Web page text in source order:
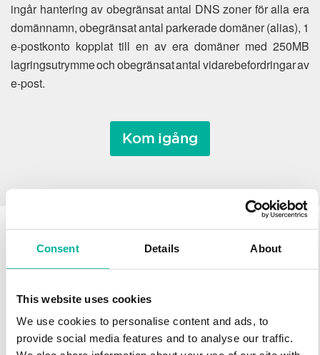
Consent Details About
This website uses cookies
We use cookies to personalise content and ads, to
provide social media features and to analyse our traffic.
ingår hantering av obegränsat antal DNS zoner för alla era
domännamn, obegränsat antal parkerade domäner (alias), 1
e-postkonto kopplat till en av era domäner med 250MB
lagringsutrymme och obegränsat antal vidarebefordringar av
e-post.
Kom igång
Varför flytta ett
Domäner?